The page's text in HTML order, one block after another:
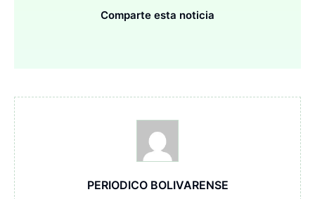
Comparte esta noticia
PERIODICO BOLIVARENSE